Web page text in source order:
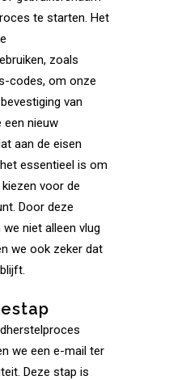
te starten. Het
zoals
codes, om onze
van
een nieuw
aan de eisen
essentieel is om
voor de
Door deze
niet alleen vlug
we ook zeker dat
we een e-mail ter
Deze stap is